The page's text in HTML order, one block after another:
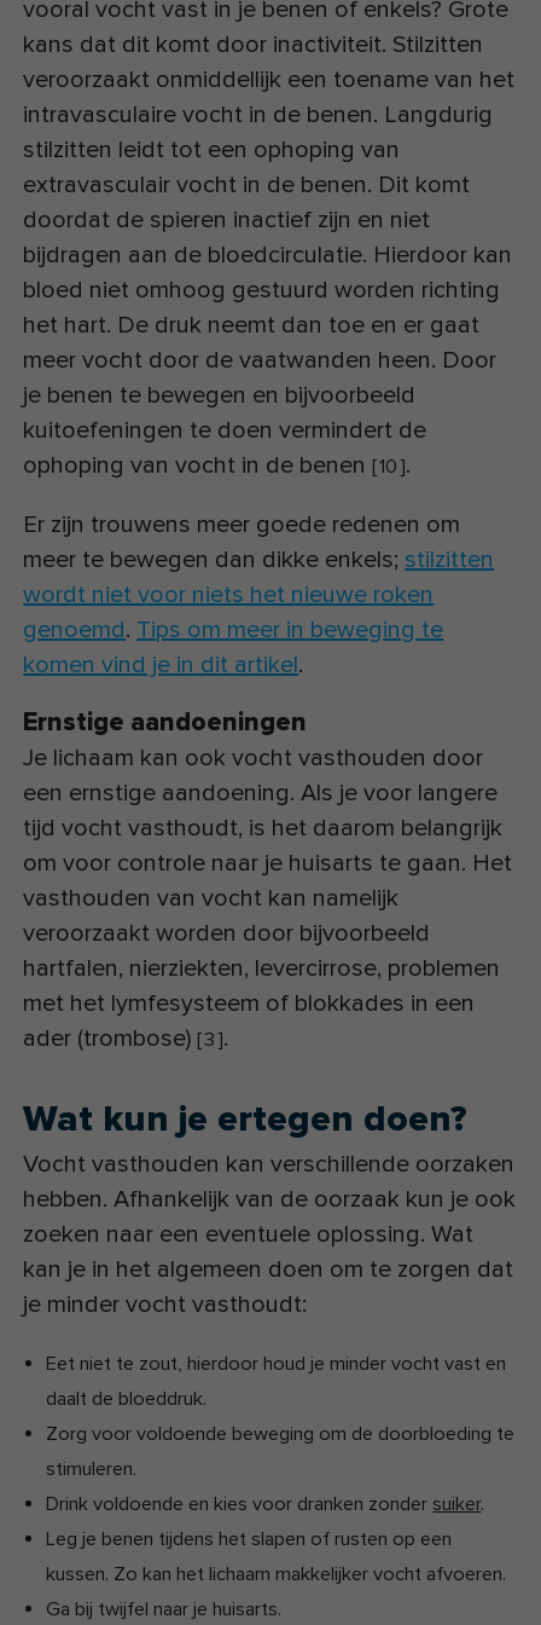
vooral vocht vast in je benen of enkels? Grote
kans dat dit komt door inactiviteit. Stilzitten
veroorzaakt onmiddellijk een toename van het
intravasculaire vocht in de benen. Langdurig
stilzitten leidt tot een ophoping van
extravasculair vocht in de benen. Dit komt
doordat de spieren inactief zijn en niet
bijdragen aan de bloedcirculatie. Hierdoor kan
bloed niet omhoog gestuurd worden richting
het hart. De druk neemt dan toe en er gaat
meer vocht door de vaatwanden heen. Door
je benen te bewegen en bijvoorbeeld
kuitoefeningen te doen vermindert de
ophoping van vocht in de benen [10].
Er zijn trouwens meer goede redenen om
meer te bewegen dan dikke enkels; stilzitten
wordt niet voor niets het nieuwe roken
genoemd. Tips om meer in beweging te
komen vind je in dit artikel.
Ernstige aandoeningen
Je lichaam kan ook vocht vasthouden door
een ernstige aandoening. Als je voor langere
tijd vocht vasthoudt, is het daarom belangrijk
om voor controle naar je huisarts te gaan. Het
vasthouden van vocht kan namelijk
veroorzaakt worden door bijvoorbeeld
hartfalen, nierziekten, levercirrose, problemen
met het lymfesysteem of blokkades in een
ader (trombose) [3].
Wat kun je ertegen doen?
Vocht vasthouden kan verschillende oorzaken
hebben. Afhankelijk van de oorzaak kun je ook
zoeken naar een eventuele oplossing. Wat
kan je in het algemeen doen om te zorgen dat
je minder vocht vasthoudt:
Eet niet te zout, hierdoor houd je minder vocht vast en
daalt de bloeddruk.
Zorg voor voldoende beweging om de doorbloeding te
stimuleren.
Drink voldoende en kies voor dranken zonder suiker.
Leg je benen tijdens het slapen of rusten op een
kussen. Zo kan het lichaam makkelijker vocht afvoeren.
Ga bij twijfel naar je huisarts.